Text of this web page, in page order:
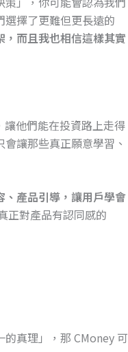
擇了更難但更長遠的
而且我也相信這樣其實
他們能在投資路上走得
讓那些真正願意學習、
、產品引導，讓用戶學會
正對產品有認同感的
真理」，那 CMoney 可